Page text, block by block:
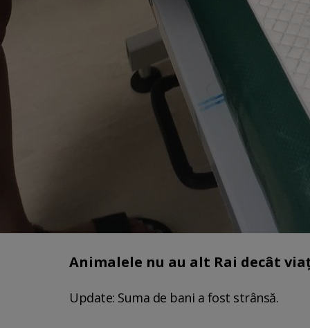
Animalele nu au alt Rai decât
Update: Suma de bani a fost strânsă.